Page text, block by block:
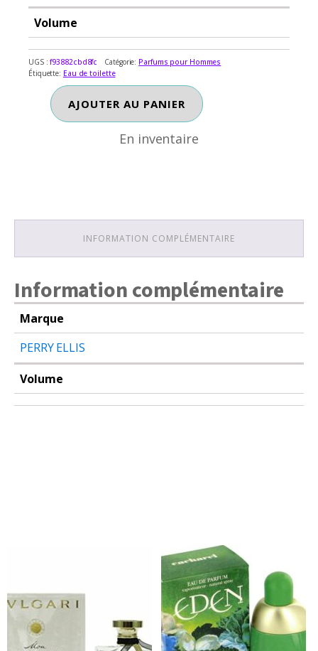
Volume
UGS :f93882cbd8fc Catégorie: Parfums pour Hommes
Étiquette: Eau de toilette
quantité
de
AMERICA
AJOUTER AU PANIER
En inventaire
INFORMATION COMPLÉMENTAIRE
Information complémentaire
Marque
PERRY ELLIS
Volume